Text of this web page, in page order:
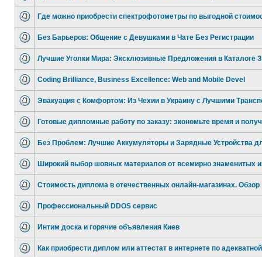
Где можно приобрести спектрофотометры по выгодной
Без Барьеров: Общение с Девушками в Чате Без Регистрации
Лучшие Уголки Мира: Эксклюзивные Предложения в Каталоге
Coding Brilliance, Business Excellence: Web and Mobile Devel
Эвакуация с Комфортом: Из Чехии в Украину с Лучшими
Готовые дипломные работу по заказу: экономьте время и
Без Проблем: Лучшие Аккумуляторы и Зарядные Устройства
Широкий выбор шовных материалов от всемирно знаменитых
Стоимость диплома в отечественных онлайн-магазинах. Обзор
Профессиональный DDOS сервис
Интим доска и горячие объявления Киев
Как приобрести диплом или аттестат в интернете по адекватной